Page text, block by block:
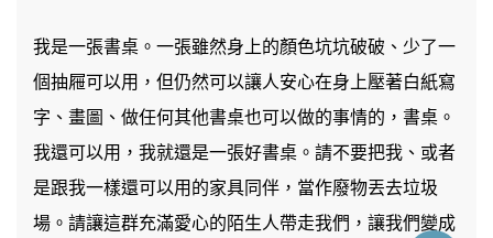
我是一張書桌。一張雖然身上的顏色坑坑破破、少了一
個抽屜可以用，但仍然可以讓人安心在身上壓著白紙寫
字、畫圖、做任何其他書桌也可以做的事情的，書桌。
我還可以用，我就還是一張好書桌。請不要把我、或者
是跟我一樣還可以用的家具同伴，當作廢物丟去垃圾
場。請讓這群充滿愛心的陌生人帶走我們，讓我們變成